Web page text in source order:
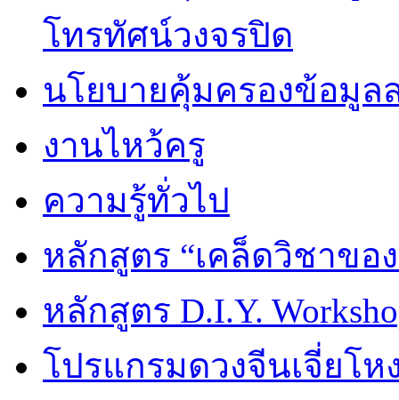
โทรทัศน์วงจรปิด
นโยบายคุ้มครองข้อมูล
งานไหว้ครู
ความรู้ทั่วไป
หลักสูตร “เคล็ดวิชาขอ
หลักสูตร D.I.Y.
โปรแกรมดวงจีนเจี่ยโห